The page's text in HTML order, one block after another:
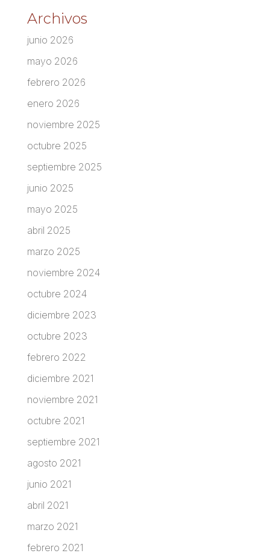
Archivos
junio 2026
mayo 2026
febrero 2026
enero 2026
noviembre 2025
octubre 2025
septiembre 2025
junio 2025
mayo 2025
abril 2025
marzo 2025
noviembre 2024
octubre 2024
diciembre 2023
octubre 2023
febrero 2022
diciembre 2021
noviembre 2021
octubre 2021
septiembre 2021
agosto 2021
junio 2021
abril 2021
marzo 2021
febrero 2021